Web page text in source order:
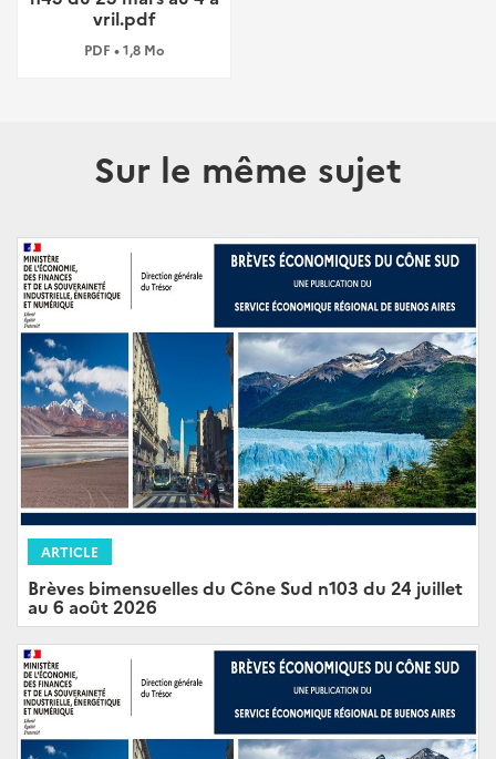
vril.pdf
PDF • 1,8 Mo
Sur le même sujet
ARTICLE
Brèves bimensuelles du Cône Sud n103 du 24 juillet
au 6 août 2026